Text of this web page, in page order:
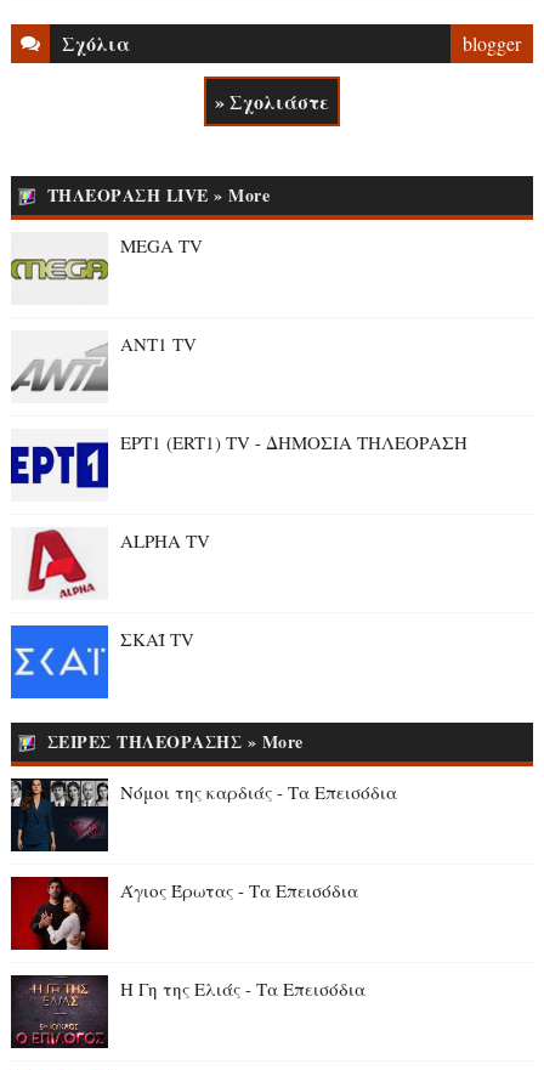
Σχόλια blogger
» Σχολιάστε
ΤΗΛΕΟΡΑΣΗ LIVE » More
MEGA TV
ANT1 TV
ΕΡΤ1 (ERT1) TV - ΔΗΜΟΣΙΑ ΤΗΛΕΟΡΑΣΗ
ALPHA TV
ΣΚΑΪ TV
ΣΕΙΡΕΣ ΤΗΛΕΟΡΑΣΗΣ » More
Νόμοι της καρδιάς - Τα Επεισόδια
Άγιος Έρωτας - Τα Επεισόδια
Η Γη της Ελιάς - Τα Επεισόδια